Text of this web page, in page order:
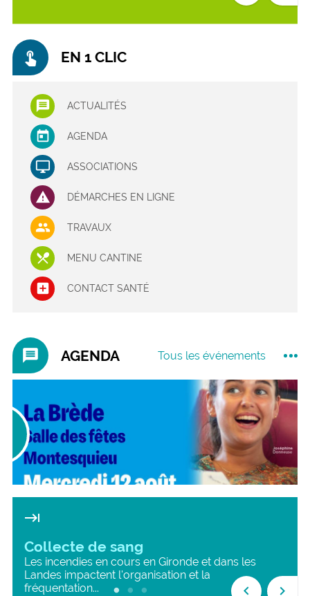
touch_app EN 1 CLIC
ACTUALITÉS
AGENDA
ASSOCIATIONS
DÉMARCHES EN LIGNE
TRAVAUX
MENU CANTINE
CONTACT SANTÉ
message AGENDA Tous les événements
keyboard_tab
Collecte de sang
Les incendies en cours en Gironde et dans les
Landes impactent l'organisation et la
fréquentation...
05
2026
keyboard_arrow_left keyboard_arrow_right